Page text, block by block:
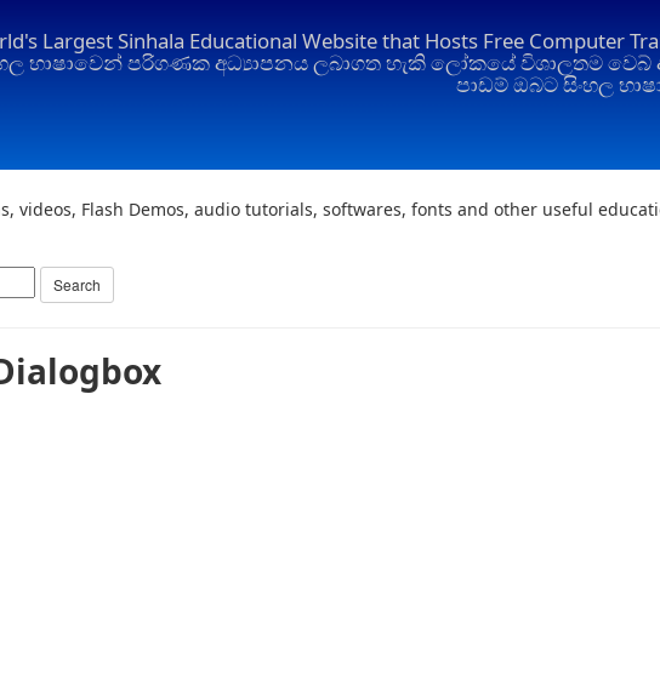
Largest Sinhala Educational Website that Hosts Free Computer
භාෂාවෙන් පරිගණක අධ්‍යාපනය ලබාගත හැකි ලෝකයේ විශාලතම
පාඩම් ඔබට සිංහල
videos, Flash Demos, audio tutorials, softwares, fonts and other useful